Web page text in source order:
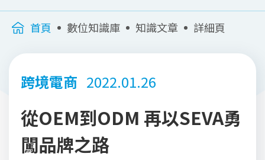
首頁 數位知識庫 知識文章 詳細頁
跨境電商 2022.01.26
從OEM到ODM 再以SEVA勇
闖品牌之路